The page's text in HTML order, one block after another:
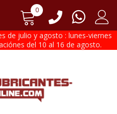
0
de julio y agosto : lunes-viernes
del 10 al 16 de agosto.